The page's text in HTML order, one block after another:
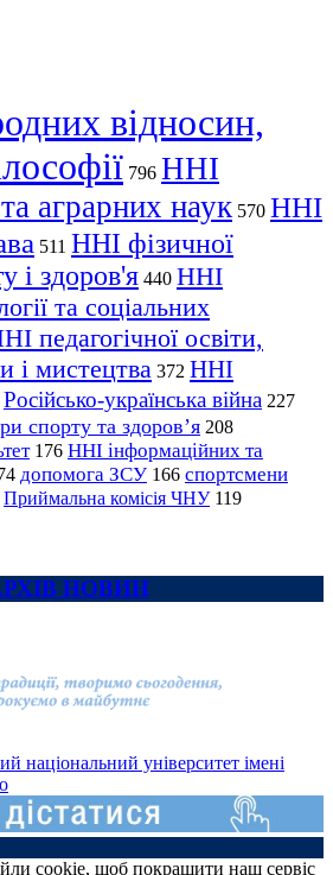
відносин,
796 ННІ
аграрних наук 570 ННІ
511 ННІ фізичної
і здоров'я 440 ННІ
та соціальних
педагогічної освіти,
і мистецтва 372 ННІ
Російсько-українська війна 227
спорту та здоров’я 208
176 ННІ інформаційних та
допомога ЗСУ 166 спортсмени
Приймальна комісія ЧНУ 119
НОВИН
національний університет імені
cookie, щоб покращити наш сервіс